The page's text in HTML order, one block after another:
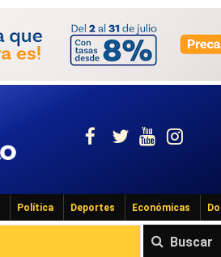
Política Deportes Económicas
Buscar